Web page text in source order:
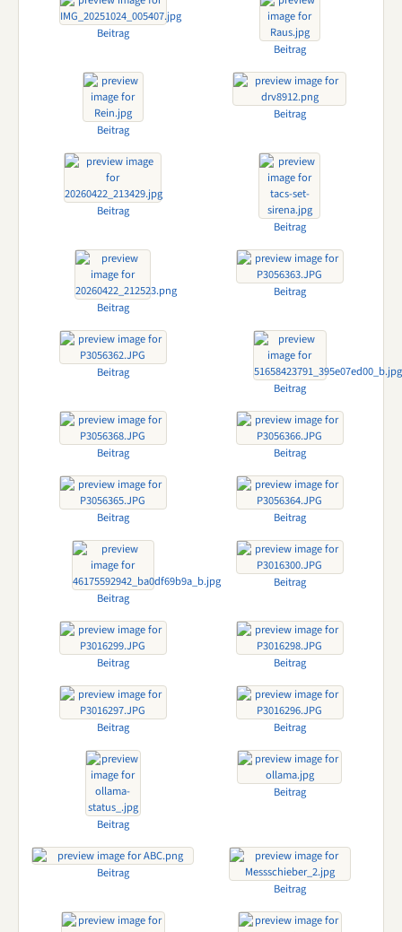
Beitrag
Beitrag
Beitrag
Beitrag
Beitrag
Beitrag
Beitrag
Beitrag
Beitrag
Beitrag
Beitrag Beitrag
Beitrag Beitrag
Beitrag
Beitrag
Beitrag Beitrag
Beitrag Beitrag
Beitrag
Beitrag
Beitrag
Beitrag